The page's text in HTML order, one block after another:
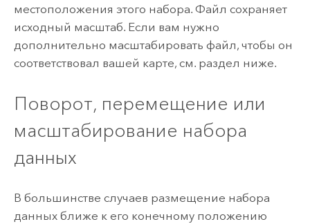
местоположения этого набора. Файл сохраняет
исходный масштаб. Если вам нужно
дополнительно масштабировать файл, чтобы он
соответствовал вашей карте, см. раздел ниже.
Поворот, перемещение или
масштабирование набора
данных
В большинстве случаев размещение набора
данных ближе к его конечному положению